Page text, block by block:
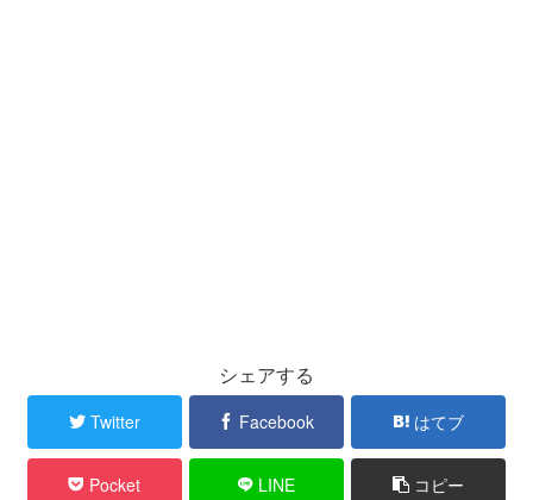
シェアする
Twitter Facebook はてブ
Pocket LINE コピー